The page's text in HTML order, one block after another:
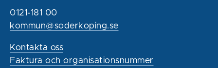
0121-181 00
kommun@soderkoping.se
Kontakta oss
Faktura och organisationsnummer